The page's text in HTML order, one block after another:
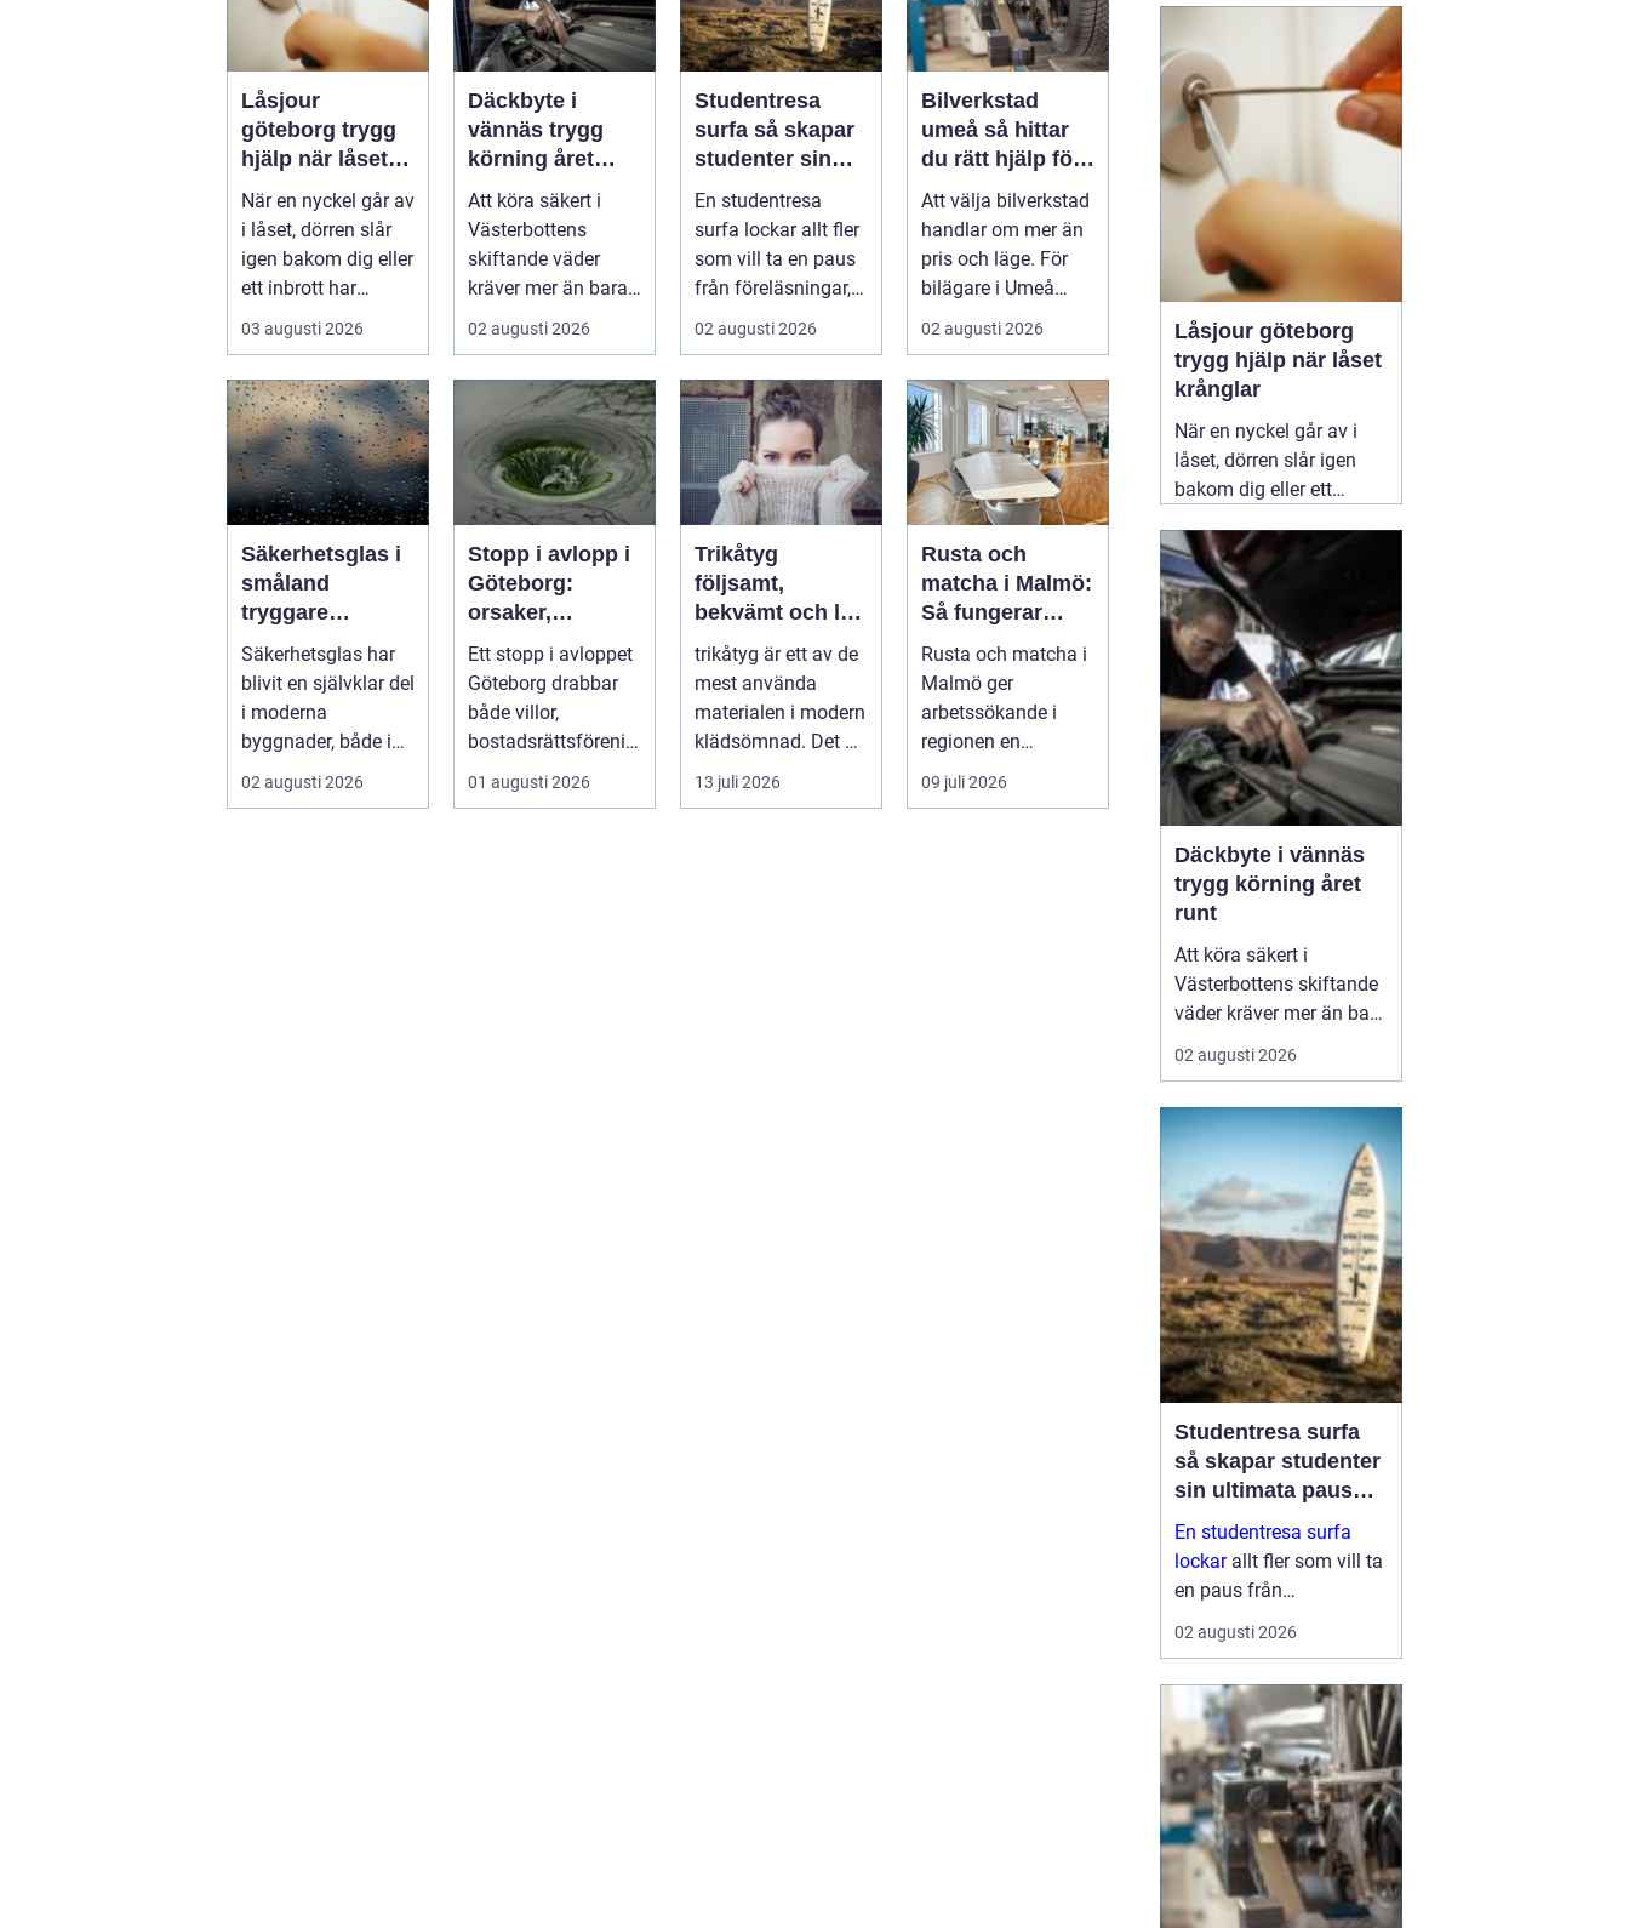
Låsjour
göteborg trygg
hjälp när låset
krånglar
När en nyckel går av
i låset, dörren slår
igen bakom dig eller
ett inbrott har
skadat dörr och
karm,...
03 augusti 2026
Däckbyte i
vännäs trygg
körning året
runt
Att köra säkert i
Västerbottens
skiftande väder
kräver mer än bara
ett körkort och en
pålitlig bil. ...
02 augusti 2026
Studentresa
surfa så skapar
studenter sin
ultimata paus
från plugget
En studentresa
surfa lockar allt fler
som vill ta en paus
från föreläsningar,
tentaplugg och
sena kv...
02 augusti 2026
Bilverkstad
umeå så hittar
du rätt hjälp för
din bil
Att välja bilverkstad
handlar om mer än
pris och läge. För
bilägare i Umeå
väger trygghet,
tillgängl...
02 augusti 2026
Säkerhetsglas i
småland
tryggare
byggnader med
smarta
glaslösningar
Säkerhetsglas har
blivit en självklar del
i moderna
byggnader, både i
hem och offentliga
miljöer. I ...
02 augusti 2026
Stopp i avlopp i
Göteborg:
orsaker,
lösningar och
hur problem kan
undvikas
Ett stopp i avloppet
Göteborg drabbar
både villor,
bostadsrättsförenin
gar och h...
01 augusti 2026
Trikåtyg
följsamt,
bekvämt och lätt
att lyckas med
trikåtyg är ett av de
mest använda
materialen i modern
klädsömnad. Det är
mjukt, elastiskt och
formb...
13 juli 2026
Rusta och
matcha i Malmö:
Så fungerar
stödet för dig
som söker jobb
Rusta och matcha i
Malmö ger
arbetssökande i
regionen en
strukturerad och
personlig vä...
09 juli 2026
kylanläggningar,
ventilation, laddboxar
och solcellsbatterier ska
fungera tillsammans
säkert, effektivt och utan
onödigt krångel. En04
augusti 2026
Låsjour göteborg
trygg hjälp när låset
krånglar
När en nyckel går av i
låset, dörren slår igen
bakom dig eller ett
och karm, uppstår ofta
stress och osäkerhet. I
den stunden spelar
klockslaget ingen roll du
behöver hjälp direkt. En
03 augusti 2026
Däckbyte i vännäs
trygg körning året
runt
Att köra säkert i
Västerbottens skiftande
väder kräver mer än bara
ett körkort och en pålitlig
bil. Däckens skick och
roll för både
bromssträcka, kontroll
och komfort. I en ort
som Vännäs, där
vintrarna ofta är långa
och vägar...
02 augusti 2026
Studentresa surfa
så skapar studenter
sin ultimata paus
från plugget
En studentresa surfa
lockarallt fler som vill ta
en paus från
föreläsningar, tentaplugg
och sena kvällar i
både fysisk utmaning
och mental
återhämtning, samtidigt
som ...
02 augusti 2026